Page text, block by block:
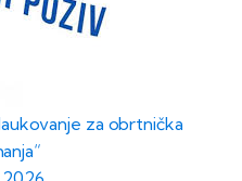
za obrtnička